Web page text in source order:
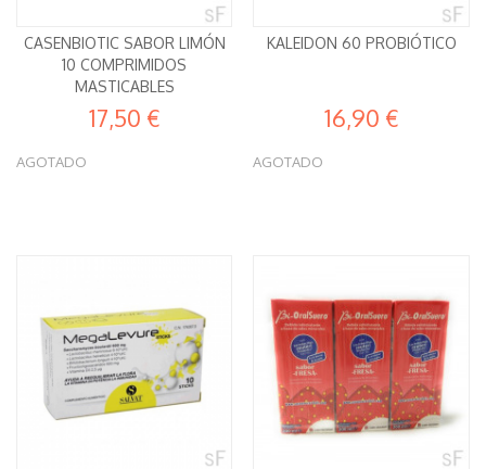
CASENBIOTIC SABOR LIMÓN
10 COMPRIMIDOS
MASTICABLES
17,50 €
AGOTADO
KALEIDON 60 PROBIÓTICO
16,90 €
AGOTADO